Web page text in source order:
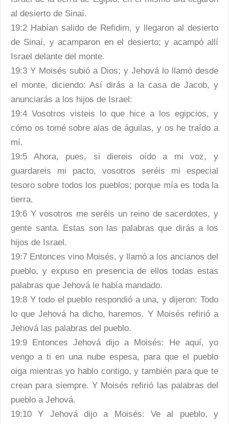
al desierto de Sinaí.
19:2 Habían salido de Refidim, y llegaron al desierto
de Sinaí, y acamparon en el desierto; y acampó allí
Israel delante del monte.
19:3 Y Moisés subió a Dios; y Jehová lo llamó desde
el monte, diciendo: Así dirás a la casa de Jacob, y
anunciarás a los hijos de Israel:
19:4 Vosotros visteis lo que hice a los egipcios, y
cómo os tomé sobre alas de águilas, y os he traído a
mí.
19:5 Ahora, pues, si diereis oído a mi voz, y
guardareis mi pacto, vosotros seréis mi especial
tesoro sobre todos los pueblos; porque mía es toda la
tierra.
19:6 Y vosotros me seréis un reino de sacerdotes, y
gente santa. Estas son las palabras que dirás a los
hijos de Israel.
19:7 Entonces vino Moisés, y llamó a los ancianos del
pueblo, y expuso en presencia de ellos todas estas
palabras que Jehová le había mandado.
19:8 Y todo el pueblo respondió a una, y dijeron: Todo
lo que Jehová ha dicho, haremos. Y Moisés refirió a
Jehová las palabras del pueblo.
19:9 Entonces Jehová dijo a Moisés: He aquí, yo
vengo a ti en una nube espesa, para que el pueblo
oiga mientras yo hablo contigo, y también para que te
crean para siempre. Y Moisés refirió las palabras del
pueblo a Jehová.
19:10 Y Jehová dijo a Moisés: Ve al pueblo, y